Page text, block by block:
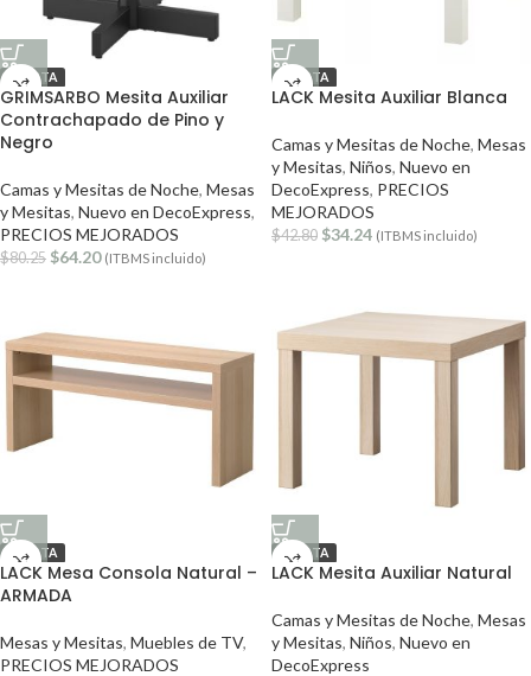
OFERTA
GRIMSARBO Mesita Auxiliar
Contrachapado de Pino y
Negro
Camas y Mesitas de Noche, Mesas
y Mesitas, Nuevo en DecoExpress,
PRECIOS MEJORADOS
$80.25 $64.20 (ITBMS incluido)
OFERTA
LACK Mesita Auxiliar Blanca
Camas y Mesitas de Noche, Mesas
y Mesitas, Niños, Nuevo en
DecoExpress, PRECIOS
MEJORADOS
$42.80 $34.24 (ITBMS incluido)
OFERTA
LACK Mesa Consola Natural –
ARMADA
Mesas y Mesitas, Muebles de TV,
PRECIOS MEJORADOS
OFERTA
LACK Mesita Auxiliar Natural
Camas y Mesitas de Noche, Mesas
y Mesitas, Niños, Nuevo en
DecoExpress